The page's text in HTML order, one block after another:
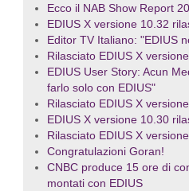
Ecco il NAB Show Report
EDIUS X versione 10.32
Editor TV Italiano: "EDIUS
Rilasciato EDIUS X
EDIUS User Story: Acun
farlo solo con EDIUS"
Rilasciato EDIUS X
EDIUS X versione 10.30
Rilasciato EDIUS X
Congratulazioni Goran!
CNBC produce 15 ore di
montati con EDIUS